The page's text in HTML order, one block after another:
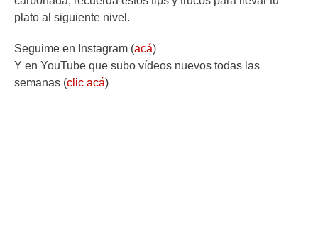
plato al siguiente nivel.
Seguime en Instagram (acá)
Y en YouTube que subo vídeos nuevos todas las
semanas (clic acá)